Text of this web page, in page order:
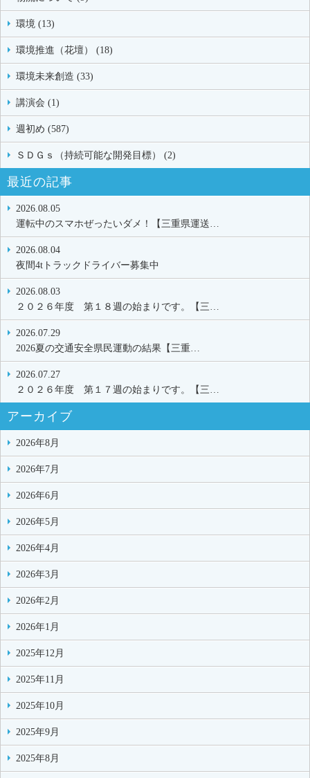
環境 (13)
環境推進（花壇） (18)
環境未来創造 (33)
講演会 (1)
週初め (587)
ＳＤＧｓ（持続可能な開発目標） (2)
最近の記事
2026.08.05
運転中のスマホぜったいダメ！【三重県運送…
2026.08.04
夜間4tトラックドライバー募集中
2026.08.03
２０２６年度 第１８週の始まりです。【三…
2026.07.29
2026夏の交通安全県民運動の結果【三重…
2026.07.27
２０２６年度 第１７週の始まりです。【三…
アーカイブ
2026年8月
2026年7月
2026年6月
2026年5月
2026年4月
2026年3月
2026年2月
2026年1月
2025年12月
2025年11月
2025年10月
2025年9月
2025年8月